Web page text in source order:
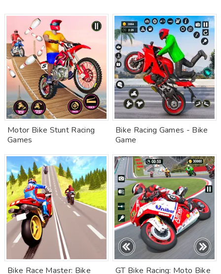
Motor Bike Stunt Racing
Games
Bike Racing Games - Bike
Game
Bike Race Master: Bike GT Bike Racing: Moto Bike